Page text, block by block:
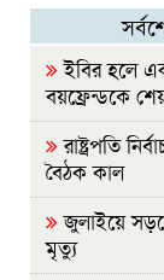
ইবির হলে
বয়ফ্রেন্ডকে
রাষ্ট্রপতি
বৈঠক কাল
জুলাইয়ে
মৃত্যু